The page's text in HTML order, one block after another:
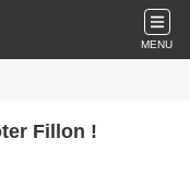
MENU
Fillon !